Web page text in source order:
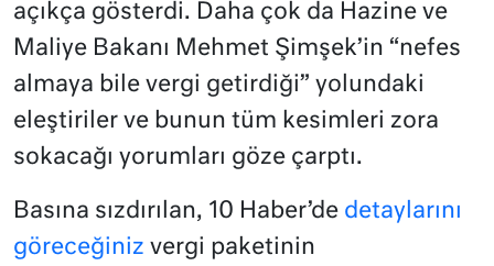
açıkça gösterdi. Daha çok da Hazine ve
Maliye Bakanı Mehmet Şimşek’in “nefes
almaya bile vergi getirdiği” yolundaki
eleştiriler ve bunun tüm kesimleri zora
sokacağı yorumları göze çarptı.
Basına sızdırılan, 10 Haber’de detaylarını
göreceğiniz vergi paketinin